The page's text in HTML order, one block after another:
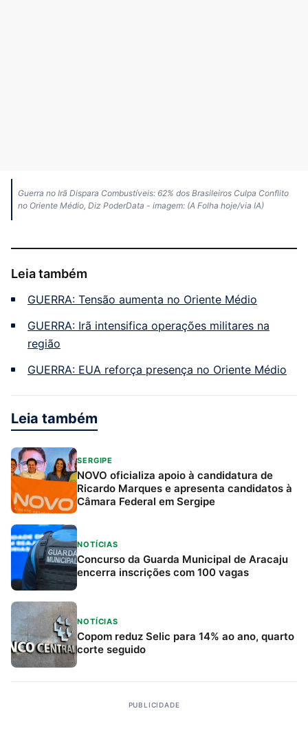
Guerra no Irã Dispara Combustíveis: 62% dos Brasileiros Culpa Conflito
no Oriente Médio, Diz PoderData - imagem: (A Folha hoje/via IA)
Leia também
GUERRA: Tensão aumenta no Oriente Médio
GUERRA: Irã intensifica operações militares na
região
GUERRA: EUA reforça presença no Oriente Médio
Leia também
SERGIPE
NOVO oficializa apoio à candidatura de
Ricardo Marques e apresenta candidatos à
Câmara Federal em Sergipe
NOTÍCIAS
Concurso da Guarda Municipal de Aracaju
encerra inscrições com 100 vagas
NOTÍCIAS
Copom reduz Selic para 14% ao ano, quarto
corte seguido
PUBLICIDADE